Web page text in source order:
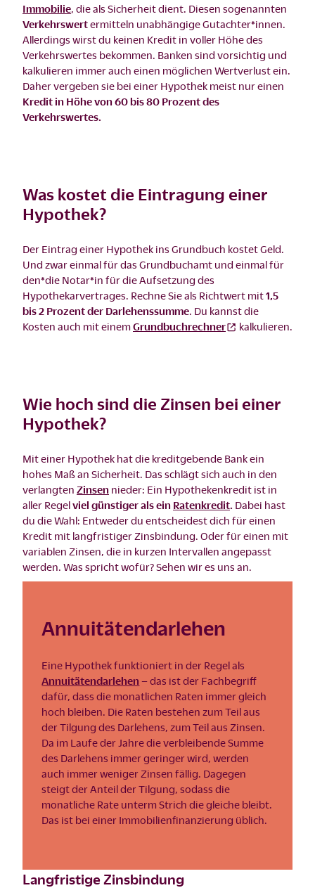
Immobilie , die als Sicherheit dient. Diesen sogenannten
Verkehrswertermitteln unabhängige Gutachter*innen.
Allerdings wirst du keinen Kredit in voller Höhe des
Verkehrswertes bekommen. Banken sind vorsichtig und
kalkulieren immer auch einen möglichen Wertverlust ein.
Daher vergeben sie bei einer Hypothek meist nur einen
Kredit in Höhe von 60 bis 80 Prozent des
Verkehrswertes.
Was kostet die Eintragung einer
Hypothek?
Der Eintrag einer Hypothek ins Grundbuch kostet Geld.
Und zwar einmal für das Grundbuchamt und einmal für
den*die Notar*in für die Aufsetzung des
Hypothekarvertrages. Rechne Sie als Richtwert mit1,5
bis 2 Prozent der Darlehenssumme . Du kannst die
Kosten auch mit einemGrundbuchrechner kalkulieren.
Wie hoch sind die Zinsen bei einer
Hypothek?
Mit einer Hypothek hat die kreditgebende Bank ein
hohes Maß an Sicherheit. Das schlägt sich auch in den
verlangten Zinsen nieder: Ein Hypothekenkredit ist in
aller Regelviel günstiger als ein Ratenkredit Dabei hast
du die Wahl: Entweder du entscheidest dich für einen
Kredit mit langfristiger Zinsbindung. Oder für einen mit
variablen Zinsen, die in kurzen Intervallen angepasst
werden. Was spricht wofür? Sehen wir es uns an.
Annuitätendarlehen
Eine Hypothek funktioniert in der Regel als
Annuitätendarlehen – das ist der Fachbegriff
dafür, dass die monatlichen Raten immer gleich
hoch bleiben. Die Raten bestehen zum Teil aus
der Tilgung des Darlehens, zum Teil aus Zinsen.
Da im Laufe der Jahre die verbleibende Summe
des Darlehens immer geringer wird, werden
auch immer weniger Zinsen fällig. Dagegen
steigt der Anteil der Tilgung, sodass die
monatliche Rate unterm Strich die gleiche bleibt.
Das ist bei einer Immobilienfinanzierung üblich.
Langfristige Zinsbindung